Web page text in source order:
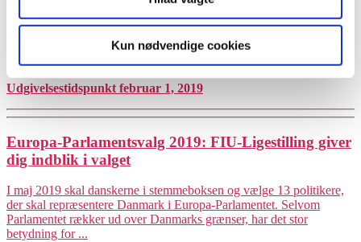
Kun nødvendige cookies
Nyt opslagsværk: Ny kollega med handicap
Hvad betyder det egentlig, at have en kollega med et handicap?
Udgivelsestidspunkt februar 1, 2019
Europa-Parlamentsvalg 2019: FIU-Ligestilling giver
dig indblik i valget
I maj 2019 skal danskerne i stemmeboksen og vælge 13 politikere,
der skal repræsentere Danmark i Europa-Parlamentet. Selvom
Parlamentet rækker ud over Danmarks grænser, har det stor
betydning for ...